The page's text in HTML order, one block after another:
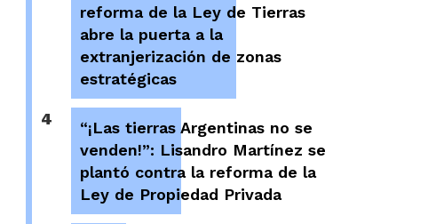
reforma de la Ley de Tierras
abre la puerta a la
extranjerización de zonas
estratégicas
4
“¡Las tierras Argentinas no se
venden!”: Lisandro Martínez se
plantó contra la reforma de la
Ley de Propiedad Privada